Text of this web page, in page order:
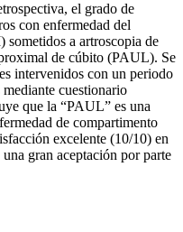
el grado de
con enfermedad del
a artroscopia de
de cúbito (PAUL). Se
intervenidos con un periodo
cuestionario
que la “PAUL” es una
de compartimento
excelente (10/10) en
gran aceptación por parte